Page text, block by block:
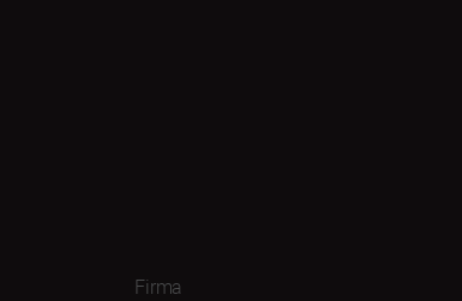
Firma